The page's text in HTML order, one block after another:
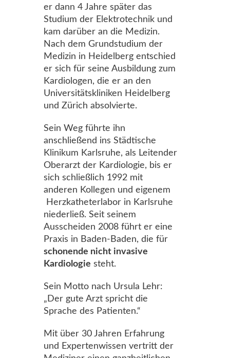
er dann 4 Jahre später das
Studium der Elektrotechnik und
kam darüber an die Medizin.
Nach dem Grundstudium der
Medizin in Heidelberg entschied
er sich für seine Ausbildung zum
Kardiologen, die er an den
Universitätskliniken Heidelberg
und Zürich absolvierte.
Sein Weg führte ihn
anschließend ins Städtische
Klinikum Karlsruhe, als Leitender
Oberarzt der Kardiologie, bis er
sich schließlich 1992 mit
anderen Kollegen und eigenem
Herzkatheterlabor in Karlsruhe
niederließ. Seit seinem
Ausscheiden 2008 führt er eine
Praxis in Baden-Baden, die für
schonende nicht invasive
Kardiologie steht.
Sein Motto nach Ursula Lehr:
„Der gute Arzt spricht die
Sprache des Patienten.“
Mit über 30 Jahren Erfahrung
und Expertenwissen vertritt der